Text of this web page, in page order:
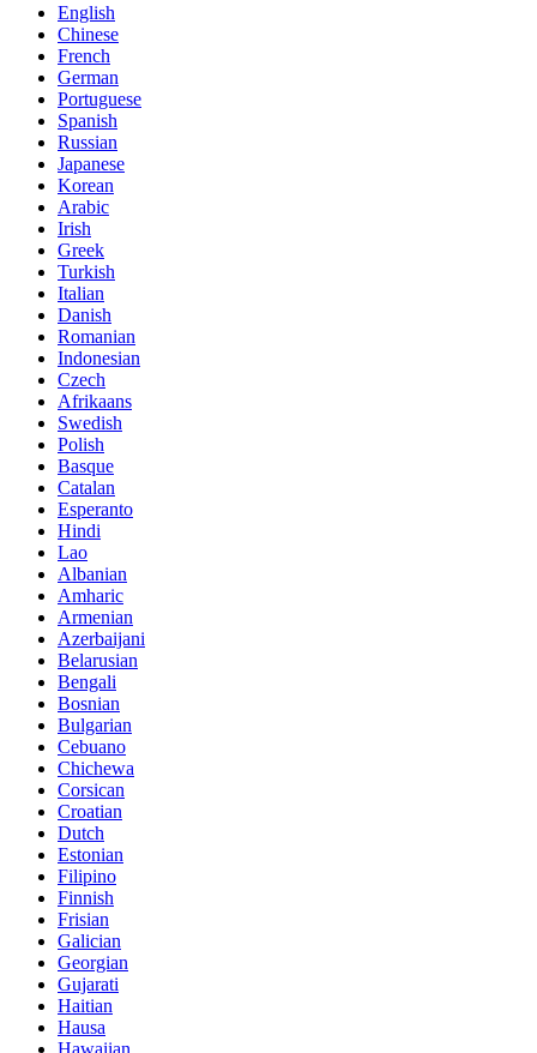
English
Chinese
French
German
Portuguese
Spanish
Russian
Japanese
Korean
Arabic
Irish
Greek
Turkish
Italian
Danish
Romanian
Indonesian
Czech
Afrikaans
Swedish
Polish
Basque
Catalan
Esperanto
Hindi
Lao
Albanian
Amharic
Armenian
Azerbaijani
Belarusian
Bengali
Bosnian
Bulgarian
Cebuano
Chichewa
Corsican
Croatian
Dutch
Estonian
Filipino
Finnish
Frisian
Galician
Georgian
Gujarati
Haitian
Hausa
Hawaiian